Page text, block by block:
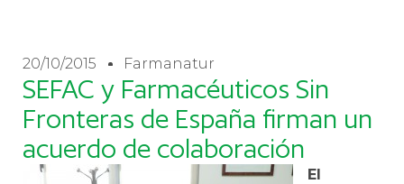
20/10/2015 Farmanatur
SEFAC y Farmacéuticos Sin
Fronteras de España firman un
acuerdo de colaboración
El